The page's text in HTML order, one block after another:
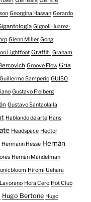
Georgina Hassan Gerardo
Gignoli-Juarez-
Glenn Miller Gong
Lightfoot Graffiti Graham
Groove Flow Gría
Guillermo Samperio GUISO
Gustavo Freiberg
Gustavo Santaolalla
Hablando de arte Hans
Headspace Hector
Hermann Hesse Hernán
Hernán Mandelman
Hiromi Uehara
Hora Cero Hot Club
Hugo Bertone Hugo